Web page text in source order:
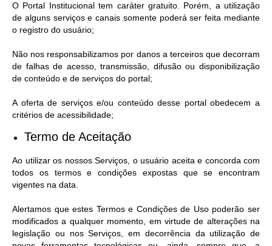
Turismo
Projetos
Links
Serviços Online
Telefones Úteis
Emprega
A Prefeitura
Editais
O Portal Institucional tem caráter gratuito. Porém, a utilização
de alguns serviços e canais somente poderá ser feita mediante
o registro do usuário;
Não nos responsabilizamos por danos a terceiros que decorram
de falhas de acesso, transmissão, difusão ou disponibilização
de conteúdo e de serviços do portal;
A oferta de serviços e/ou conteúdo desse portal obedecem a
critérios de acessibilidade;
Termo de Aceitação
Ao utilizar os nossos Serviços, o usuário aceita e concorda com
todos os termos e condições expostas que se encontram
vigentes na data.
Alertamos que estes Termos e Condições de Uso poderão ser
modificados a qualquer momento, em virtude de alterações na
legislação ou nos Serviços, em decorrência da utilização de